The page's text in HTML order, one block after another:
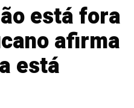
está fora
afirma
está